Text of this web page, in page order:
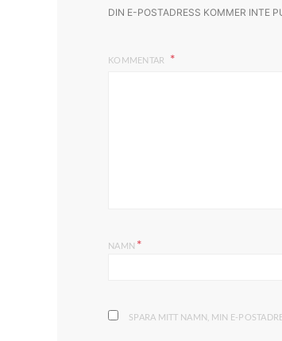
DIN E-POSTADRESS KOMMER INTE
KOMMENTAR
NAMN *
SPARA MITT NAMN, MIN E-